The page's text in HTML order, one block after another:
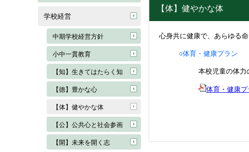
学校経営
中期学校経営方針
小中一貫教育
【知】生きてはたらく知
【徳】豊かな心
【体】健やかな体
【公】公共心と社会参画
【開】未来を開く志
【体】健やかな体
心身共に健康で、あらゆる
○体育・健康プラン
本校児童の体力
体育・健康